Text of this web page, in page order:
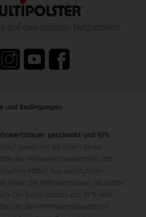
auf den sozialen Netzwerken:
und Bedingungen
geschenkt und 10%
gewähren wir Ihnen einen
des Mehrwertsteueranteils am
Möbel. Aus gesetzlichen
Ihnen die Mehrwertsteuer als solche
Der Extra-Rabatt von 10 % wird
um den Mehrwertsteueranteil